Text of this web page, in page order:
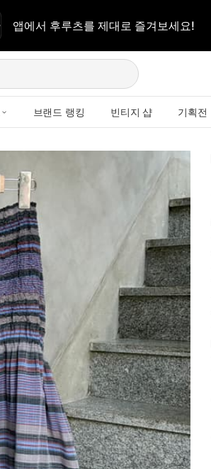
앱에서 후루츠를 제대로 즐겨보세요!
브랜드 랭킹 빈티지 샵 기획전